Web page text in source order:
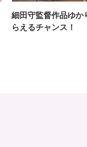
細田守監督作品ゆか
らえるチャンス！